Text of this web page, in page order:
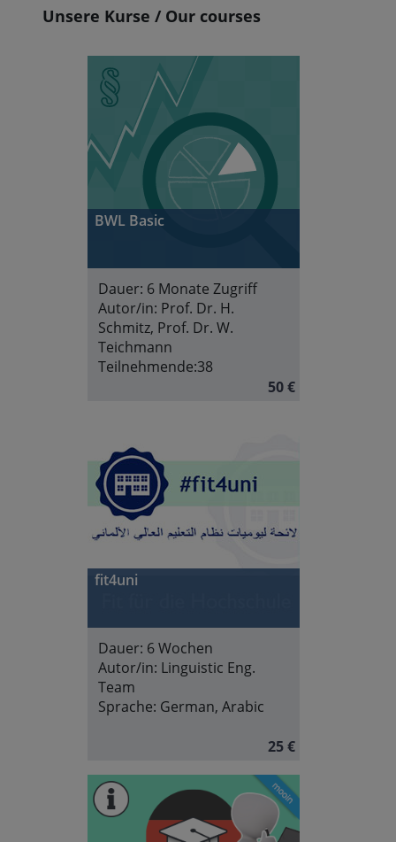
Unsere Kurse / Our courses
BWL Basic
Dauer: 6 Monate Zugriff
Autor/in: Prof. Dr. H.
Schmitz, Prof. Dr. W.
Teichmann
Teilnehmende:38
50 €
fit4uni
Dauer: 6 Wochen
Autor/in: Linguistic Eng.
Team
Sprache: German, Arabic
25 €